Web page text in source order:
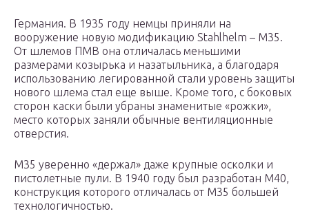
Германия. В 1935 году немцы приняли на
вооружение новую модификацию Stahlhelm – М35.
От шлемов ПМВ она отличалась меньшими
размерами козырька и назатыльника, а благодаря
использованию легированной стали уровень защиты
нового шлема стал еще выше. Кроме того, с боковых
сторон каски были убраны знаменитые «рожки»,
место которых заняли обычные вентиляционные
отверстия.
М35 уверенно «держал» даже крупные осколки и
пистолетные пули. В 1940 году был разработан М40,
конструкция которого отличалась от М35 большей
технологичностью.